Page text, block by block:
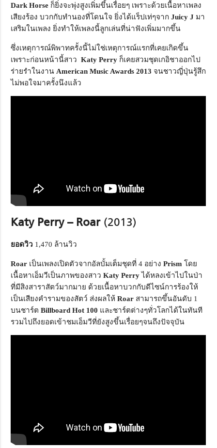
Dark Horse ก็ยิ่งจะพุ่งสูงเพิ่มขึ้นเรื่อยๆ เพราะด้วยเนื้อหาเพลง
เสียงร้อง บวกกับทำนองที่โดนใจ ยิ่งได้แร็ปเท่ๆจากJuicy J มา
เสริมในเพลง ยิ่งทำให้เพลงนี้ลูกเล่นที่น่าฟังเพิ่มมากขึ้น
ซึ่งเหตุการณ์พิพาทครั้งนี้ไม่ใช่เหตุการณ์แรกที่เคยเกิดขึ้น
เพราะก่อนหน้านี้สาวKaty Perry ก็เคยสวมชุดเกอิชาออกไป
ร่ายรำในงาน American Music Awards2013 จนชาวญี่ปุ่นรู้สึก
ไม่พอใจมาครั้งนึงแล้ว
Katy Perry – Roar(2013)
ยอดวิว 1,470 ล้านวิว
Roar เป็นเพลงเปิดตัวจากอัลบั้มเต็มชุดที่ 4 อย่างPrism โดย
เนื้อหาเอ็มวีเป็นภาพของสาวKaty Perryได้หลงเข้าไปในป่า
ที่มีสิงสาราสัตว์มากมาย ด้วยเนื้อหาบวกกับดีไซน์การร้องให้
เป็นเสียงคำรามของสัตว์ ส่งผลให้Roar สามารถขึ้นอันดับ 1
บนชาร์ตBillboard Hot 100 และชาร์ตต่างๆทั่วโลกได้ในทันที
รวมไปถึงยอดเข้าชมเอ็มวีที่ยังสูงขึ้นเรื่อยๆจนถึงปัจจุบัน